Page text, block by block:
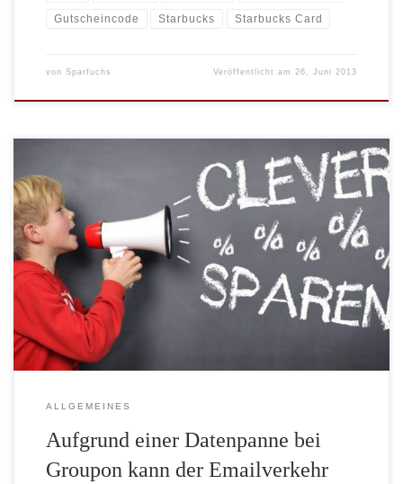
Gutscheincode Starbucks Starbucks Card
von Sparfuchs Veröffentlicht am26. Juni 2013
Seit heute Morgen gehen in unserem Emailpostfach reihenweise
Emails ein, die an einen Emailverteiler bei Groupon adressiert
sind. Wir haben leider keinen Einfluss auf die Spam-Flut und
bitten Sie vorsorglich um Verständnis, sollten wir nicht wie
gewohnt umgehend auf Anfragen antworten. Wir hoffen jedoch,
dass das Problem im Laufe des […]
ALLGEMEINES
Aufgrund einer Datenpanne bei
Groupon kann der Emailverkehr